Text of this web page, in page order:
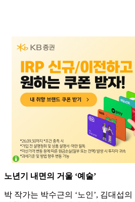
노년기 내면의 거울 ‘예술’
박 작가는 박수근의 ‘노인’, 김대섭